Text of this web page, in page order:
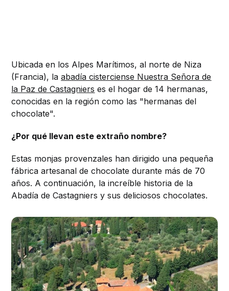
Ubicada en los Alpes Marítimos, al norte de Niza
(Francia), laabadía cisterciense Nuestra Señora de
la Paz de Castagniers es el hogar de 14 hermanas,
conocidas en la región como las "hermanas del
chocolate".
¿Por qué llevan este extraño nombre?
Estas monjas provenzales han dirigido una pequeña
fábrica artesanal de chocolate durante más de 70
años. A continuación, la increíble historia de la
Abadía de Castagniers y sus deliciosos chocolates.